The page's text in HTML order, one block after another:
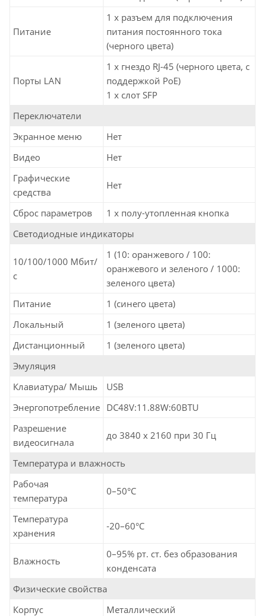
Питание
1 x разъем для подключения
питания постоянного тока
(черного цвета)
Порты LAN
1 x гнездо RJ-45 (черного цвета, с
поддержкой PoE)
1 x слот SFP
Переключатели
Экранное меню
Нет
Видео
Нет
Графические
средства
Нет
Сброс параметров
1 x полу-утопленная кнопка
Светодиодные индикаторы
10/100/1000 Мбит/
с
1 (10: оранжевого / 100:
оранжевого и зеленого / 1000:
зеленого цвета)
Питание
1 (синего цвета)
Локальный
1 (зеленого цвета)
Дистанционный
1 (зеленого цвета)
Эмуляция
Клавиатура/ Мышь
USB
Энергопотребление DC48V:11.88W:60BTU
Разрешение
видеосигнала
до 3840 x 2160 при 30 Гц
Температура и влажность
Рабочая
температура
0–50°C
Температура
хранения
-20–60°C
Влажность
0–95% рт. ст. без образования
конденсата
Физические свойства
Корпус
Металлический